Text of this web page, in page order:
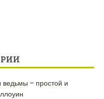
– простой и